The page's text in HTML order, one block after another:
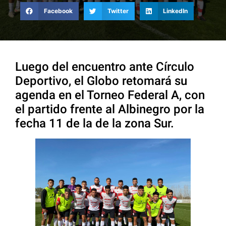
Facebook Twitter LinkedIn
Luego del encuentro ante Círculo
Deportivo, el Globo retomará su
agenda en el Torneo Federal A, con
el partido frente al Albinegro por la
fecha 11 de la de la zona Sur.